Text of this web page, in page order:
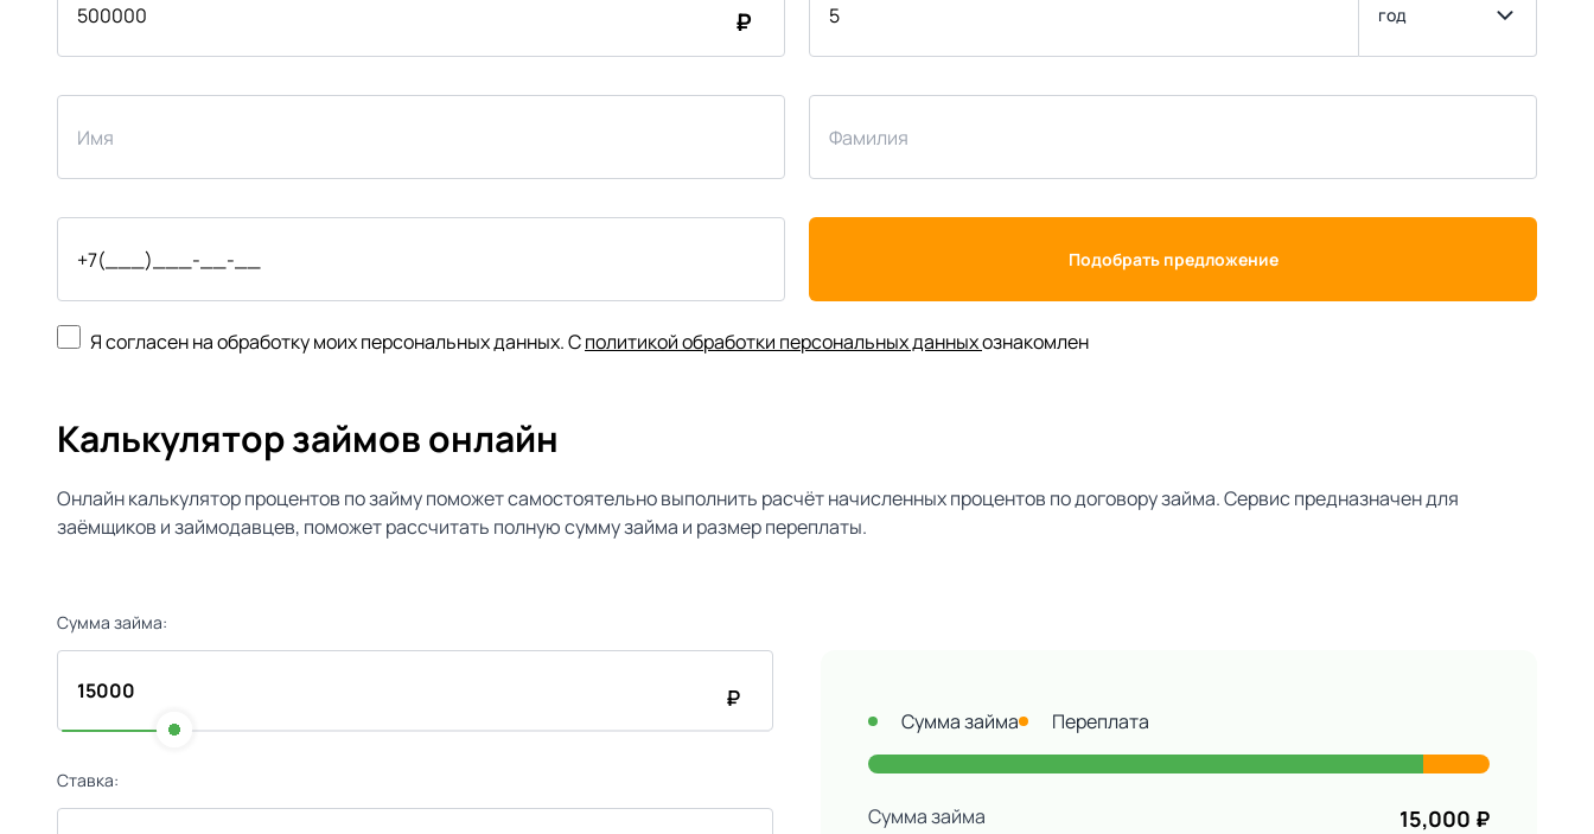
₽ год
Подобрать предложение
Я согласен на обработку моих персональных данных. Сполитикой обработки персональных данныхознакомлен
Калькулятор займов онлайн
Онлайн калькулятор процентов по займу поможет самостоятельно выполнить расчёт начисленных процентов по договору займа. Сервис предназначен для
заёмщиков и займодавцев, поможет рассчитать полную сумму займа и размер переплаты.
Сумма займа:
₽
Ставка:
Сумма займа Переплата
Сумма займа 15,000 ₽